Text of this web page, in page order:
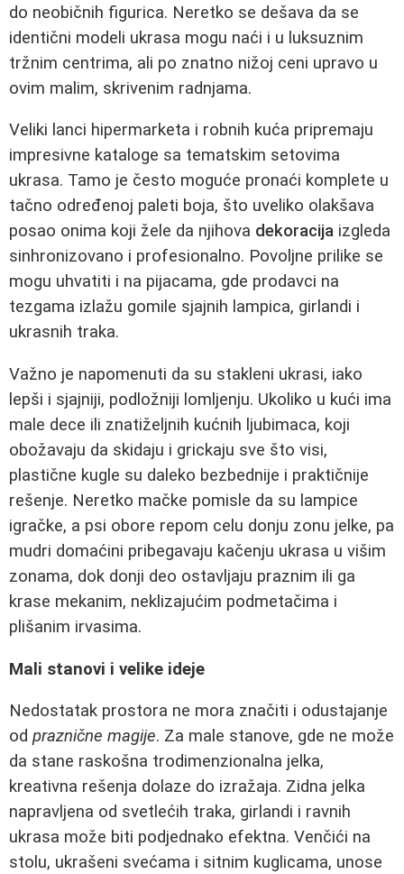
do neobičnih figurica. Neretko se dešava da se
identični modeli ukrasa mogu naći i u luksuznim
tržnim centrima, ali po znatno nižoj ceni upravo u
ovim malim, skrivenim radnjama.
Veliki lanci hipermarketa i robnih kuća pripremaju
impresivne kataloge sa tematskim setovima
ukrasa. Tamo je često moguće pronaći komplete u
tačno određenoj paleti boja, što uveliko olakšava
posao onima koji žele da njihova dekoracija izgleda
sinhronizovano i profesionalno. Povoljne prilike se
mogu uhvatiti i na pijacama, gde prodavci na
tezgama izlažu gomile sjajnih lampica, girlandi i
ukrasnih traka.
Važno je napomenuti da su stakleni ukrasi, iako
lepši i sjajniji, podložniji lomljenju. Ukoliko u kući ima
male dece ili znatiželjnih kućnih ljubimaca, koji
obožavaju da skidaju i grickaju sve što visi,
plastične kugle su daleko bezbednije i praktičnije
rešenje. Neretko mačke pomisle da su lampice
igračke, a psi obore repom celu donju zonu jelke, pa
mudri domaćini pribegavaju kačenju ukrasa u višim
zonama, dok donji deo ostavljaju praznim ili ga
krase mekanim, neklizajućim podmetačima i
plišanim irvasima.
Mali stanovi i velike ideje
Nedostatak prostora ne mora značiti i odustajanje
od praznične magije. Za male stanove, gde ne može
da stane raskošna trodimenzionalna jelka,
kreativna rešenja dolaze do izražaja. Zidna jelka
napravljena od svetlećih traka, girlandi i ravnih
ukrasa može biti podjednako efektna. Venčići na
stolu, ukrašeni svećama i sitnim kuglicama, unose